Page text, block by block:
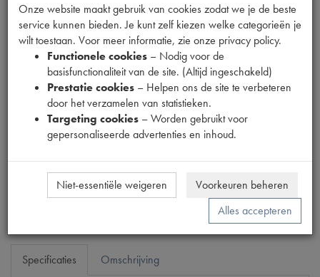
Fabrikant
37
Productnummer
1903540
223,67 (€ 184,85 excl. btw)
Mail ons
Specificaties Omschrijving
Onze website maakt gebruik van cookies zodat we je de beste
service kunnen bieden. Je kunt zelf kiezen welke categorieën je
wilt toestaan. Voor meer informatie, zie onze privacy policy.
Functionele cookies – Nodig voor de
basisfunctionaliteit van de site. (Altijd ingeschakeld)
Prestatie cookies – Helpen ons de site te verbeteren
door het verzamelen van statistieken.
Targeting cookies – Worden gebruikt voor
gepersonaliseerde advertenties en inhoud.
Niet-essentiële weigeren
Voorkeuren beheren
Alles accepteren